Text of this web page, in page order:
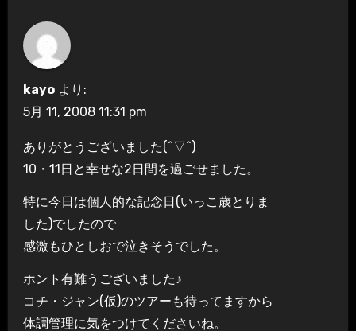
kayo より:
5月 11, 2008 11:31 pm
ありがとうございました(^▽^)
10・11日と幸せな2日間を過ごせました。
特に今日は個人的な記念日(いっこ歳とりま
した)でしたので
感激もひとしおで泣きそうでした。
ホント有難うございました♪
コチ・ジャン(仮)のツアーも待ってますから
体調管理に気をつけてくださいね。